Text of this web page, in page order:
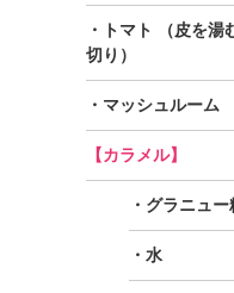
・トマト
（皮を湯
切り）
・マッシュルーム
【カラメル】
・グラニュー
・水